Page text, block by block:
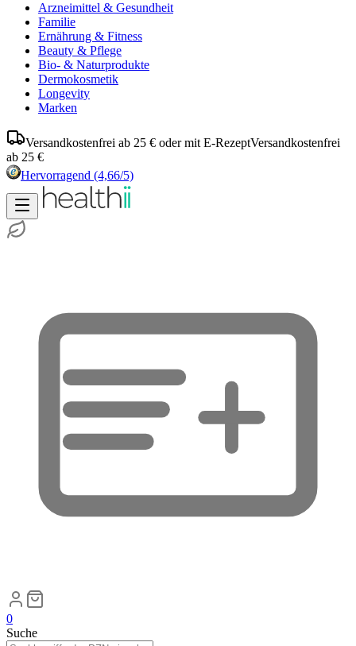
Arzneimittel & Gesundheit
Familie
Ernährung & Fitness
Beauty & Pflege
Bio- & Naturprodukte
Dermokosmetik
Longevity
Marken
Versandkostenfrei ab 25 € oder mit E-RezeptVersandkostenfrei
ab 25 €
Hervorragend (4,66/5)
0
Suche